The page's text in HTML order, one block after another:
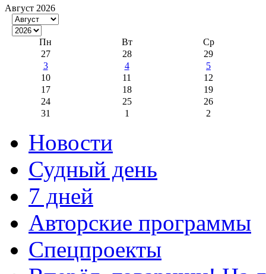
Август 2026
Пн Вт
Ср
27
28
29
3
4
5
10
11
12
17
18
19
24
25
26
31
1 2
Новости
Судный день
7 дней
Авторские программы
Спецпроекты